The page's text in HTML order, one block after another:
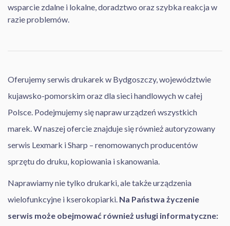
wsparcie zdalne i lokalne, doradztwo oraz szybka reakcja w
razie problemów.
Oferujemy serwis drukarek w Bydgoszczy, województwie
kujawsko-pomorskim oraz dla sieci handlowych w całej
Polsce. Podejmujemy się napraw urządzeń wszystkich
marek. W naszej ofercie znajduje się również autoryzowany
serwis Lexmark i Sharp – renomowanych producentów
sprzętu do druku, kopiowania i skanowania.
Naprawiamy nie tylko drukarki, ale także urządzenia
wielofunkcyjne i kserokopiarki. Na Państwa życzenie
serwis może obejmować również usługi informatyczne: